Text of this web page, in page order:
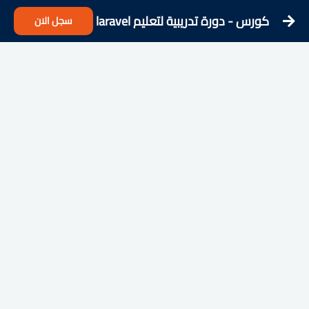
كورس - دورة تدريبية لتعليم laravel سجل الان